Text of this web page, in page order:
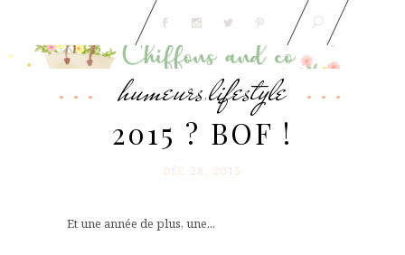
humeurs,lifestyle
2015 ? BOF !
DÉC 28. 2015
Et une année de plus, une...